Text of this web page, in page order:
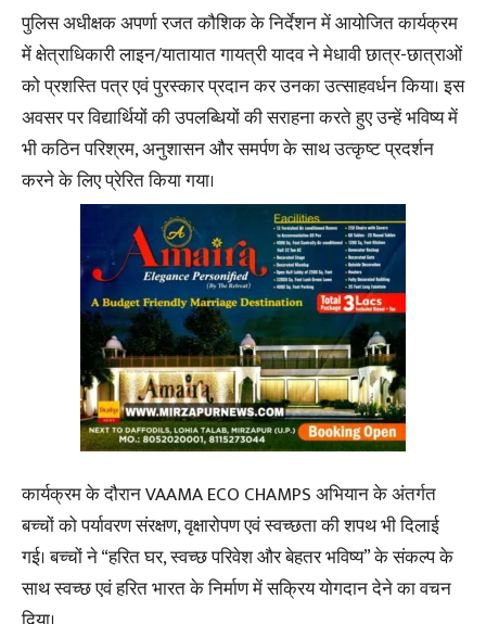
पुलिस अधीक्षक अपर्णा रजत कौशिक के निर्देशन में आयोजित कार्यक्रम
में क्षेत्राधिकारी लाइन/यातायात गायत्री यादव ने मेधावी छात्र-छात्राओं
को प्रशस्ति पत्र एवं पुरस्कार प्रदान कर उनका उत्साहवर्धन किया। इस
अवसर पर विद्यार्थियों की उपलब्धियों की सराहना करते हुए उन्हें भविष्य में
भी कठिन परिश्रम, अनुशासन और समर्पण के साथ उत्कृष्ट प्रदर्शन
करने के लिए प्रेरित किया गया।
कार्यक्रम के दौरान VAAMA ECO CHAMPS अभियान के अंतर्गत
बच्चों को पर्यावरण संरक्षण, वृक्षारोपण एवं स्वच्छता की शपथ भी दिलाई
गई। बच्चों ने “हरित घर, स्वच्छ परिवेश और बेहतर भविष्य” के संकल्प के
साथ स्वच्छ एवं हरित भारत के निर्माण में सक्रिय योगदान देने का वचन